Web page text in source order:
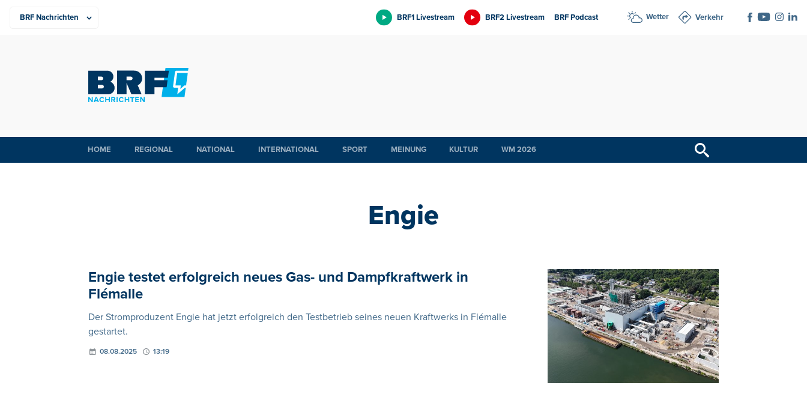
BRF1 Livestream BRF2 Livestream BRF Podcast Wetter Verkehr
HOME REGIONAL NATIONAL INTERNATIONAL SPORT MEINUNG KULTUR WM 2026
Engie
Engie testet erfolgreich neues Gas- und Dampfkraftwerk in
Flémalle
Der Stromproduzent Engie hat jetzt erfolgreich den Testbetrieb seines neuen Kraftwerks in Flémalle
gestartet.
08.08.2025 13:19